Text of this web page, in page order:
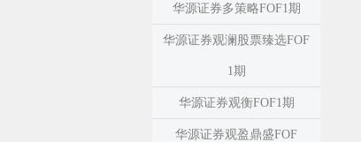
华源证券多策略FOF1期
华源证券观澜股票臻选FOF
1期
华源证券观衡FOF1期
华源证券观盈鼎盛FOF